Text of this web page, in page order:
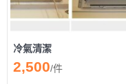
冷氣清潔
2,500/件